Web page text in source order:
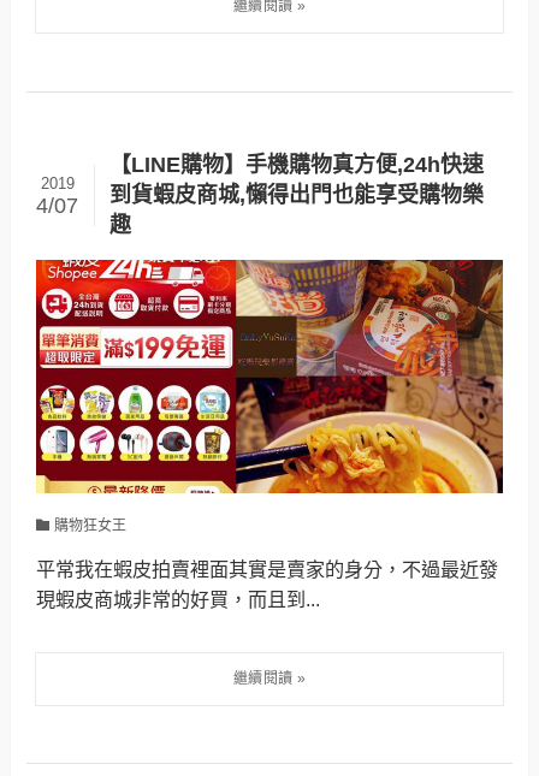
【LINE購物】手機購物真方便,24h快速
到貨蝦皮商城,懶得出門也能享受購物樂
趣
2019
4/07
購物狂女王
平常我在蝦皮拍賣裡面其實是賣家的身分，不過最近發
現蝦皮商城非常的好買，而且到...